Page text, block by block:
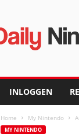
INLOGGEN
Home My Nintendo
MY NINTENDO